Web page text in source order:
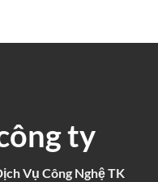
ty
Vụ Công Nghệ TK